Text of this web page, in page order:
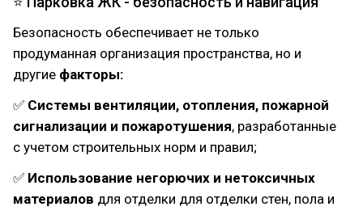
Безопасность обеспечивает не только
продуманная организация пространства, но и
другие факторы:
✅ Системы вентиляции, отопления, пожарной
сигнализации и пожаротушения, разработанные
с учетом строительных норм и правил;
✅ Использование негорючих и нетоксичных
материалов для отделки для отделки стен, пола и